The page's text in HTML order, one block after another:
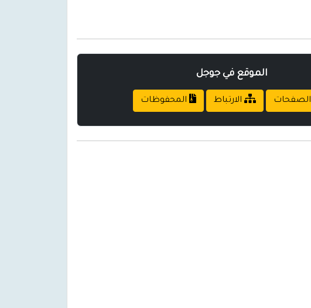
الموقع في جوجل
الصفحات الارتباط المحفوظات